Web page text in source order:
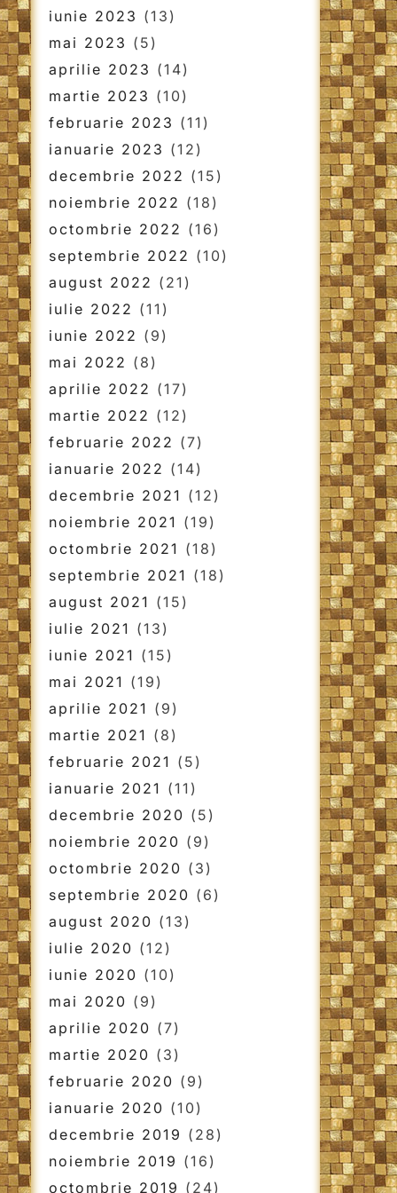
iunie 2023 (13)
mai 2023 (5)
aprilie 2023 (14)
martie 2023 (10)
februarie 2023 (11)
ianuarie 2023 (12)
decembrie 2022 (15)
noiembrie 2022 (18)
octombrie 2022 (16)
septembrie 2022 (10)
august 2022 (21)
iulie 2022 (11)
iunie 2022 (9)
mai 2022 (8)
aprilie 2022 (17)
martie 2022 (12)
februarie 2022 (7)
ianuarie 2022 (14)
decembrie 2021 (12)
noiembrie 2021 (19)
octombrie 2021 (18)
septembrie 2021 (18)
august 2021 (15)
iulie 2021 (13)
iunie 2021 (15)
mai 2021 (19)
aprilie 2021 (9)
martie 2021 (8)
februarie 2021 (5)
ianuarie 2021 (11)
decembrie 2020 (5)
noiembrie 2020 (9)
octombrie 2020 (3)
septembrie 2020 (6)
august 2020 (13)
iulie 2020 (12)
iunie 2020 (10)
mai 2020 (9)
aprilie 2020 (7)
martie 2020 (3)
februarie 2020 (9)
ianuarie 2020 (10)
decembrie 2019 (28)
noiembrie 2019 (16)
octombrie 2019 (24)